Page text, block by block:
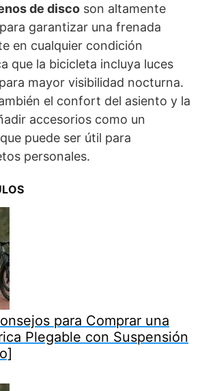
de disco son altamente
garantizar una frenada
en cualquier condición
que la bicicleta incluya luces
mayor visibilidad nocturna.
el confort del asiento y la
accesorios como un
puede ser útil para
personales.
para Comprar una
Plegable con Suspensión